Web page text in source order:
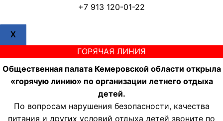
+7 913 120-01-22
X
ГОРЯЧАЯ ЛИНИЯ
Общественная палата Кемеровской области открыла
«горячую линию» по организации летнего отдыха
детей.
По вопросам нарушения безопасности, качества
питания и других условий отдыха детей звоните по